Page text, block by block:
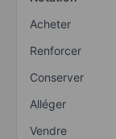
Acheter
Renforcer
Conserver
Alléger
Vendre